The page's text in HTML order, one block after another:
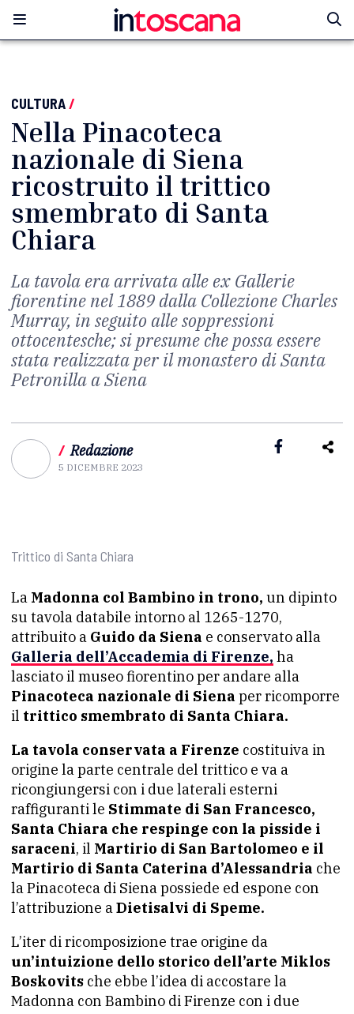
CULTURA/
Nella Pinacoteca
nazionale di Siena
ricostruito il trittico
smembrato di Santa
Chiara
La tavola era arrivata alle ex Gallerie
fiorentine nel 1889 dalla Collezione Charles
Murray, in seguito alle soppressioni
ottocentesche; si presume che possa essere
stata realizzata per il monastero di Santa
Petronilla a Siena
/ Redazione
5 DICEMBRE 2023
Trittico di Santa Chiara
La Madonna col Bambino in trono, un dipinto
su tavola databile intorno al 1265-1270,
attribuito a Guido da Siena e conservato alla
Galleria dell’Accademia di Firenze, ha
lasciato il museo fiorentino per andare alla
Pinacoteca nazionale di Siena per ricomporre
il trittico smembrato di Santa Chiara.
La tavola conservata a Firenze costituiva in
origine la parte centrale del trittico e va a
ricongiungersi con i due laterali esterni
raffiguranti le Stimmate di San Francesco,
Santa Chiara che respinge con la pisside i
saraceni, il Martirio di San Bartolomeo e il
Martirio di Santa Caterina d’Alessandria che
la Pinacoteca di Siena possiede ed espone con
l’attribuzione aDietisalvi di Speme.
L’iter di ricomposizione trae origine da
un’intuizione dello storico dell’arte Miklos
Boskovits che ebbe l’idea di accostare la
Madonna con Bambino di Firenze con i due